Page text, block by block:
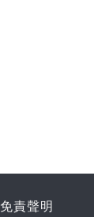
免責聲明